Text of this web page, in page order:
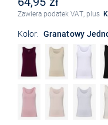
Zawiera podatek VAT, plus
Kolor: Granatowy